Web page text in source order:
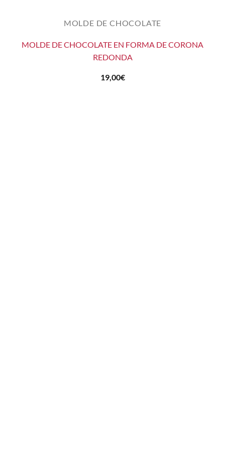
MOLDE DE CHOCOLATE
MOLDE DE CHOCOLATE EN FORMA DE CORONA
REDONDA
19,00€